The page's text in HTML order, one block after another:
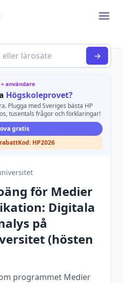
→
+ användare
Högskoleprovet?
Plugga med Sveriges bästa HP
tusentals frågor och förklaringar!
gratis
Kod: HP2026
för Medier
Digitala
på
(hösten
programmet Medier